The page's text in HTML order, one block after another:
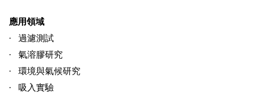
應用領域
· 過濾測試
· 氣溶膠研究
· 環境與氣候研究
· 吸入實驗